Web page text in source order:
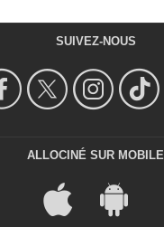
SUIVEZ-NOUS
ALLOCINÉ SUR MOBILE